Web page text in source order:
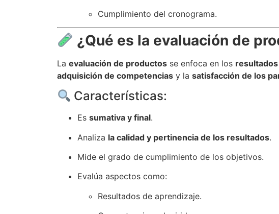
Cumplimiento del cronograma.
¿Qué es la evaluación de
La evaluación de productos se enfoca en los
adquisición de competencias y la satisfacción de los
Características:
Es sumativa y final.
Analiza la calidad y pertinencia de los resultados.
Mide el grado de cumplimiento de los objetivos.
Evalúa aspectos como:
Resultados de aprendizaje.